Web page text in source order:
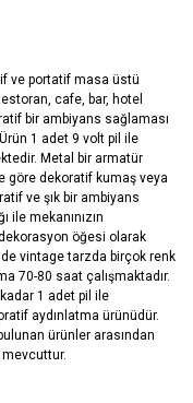
ve portatif masa üstü
cafe, bar, hotel
bir ambiyans sağlaması
1 adet 9 volt pil ile
Metal bir armatür
göre dekoratif kumaş veya
ve şık bir ambiyans
ile mekanınızın
öğesi olarak
vintage tarzda birçok renk
70-80 saat çalışmaktadır.
1 adet pil ile
aydınlatma ürünüdür.
ürünler arasından